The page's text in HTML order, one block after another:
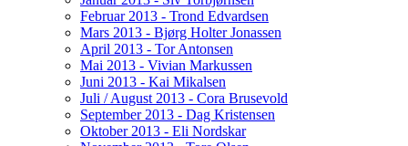
Februar 2013 - Trond Edvardsen
Mars 2013 - Bjørg Holter Jonassen
April 2013 - Tor Antonsen
Mai 2013 - Vivian Markussen
Juni 2013 - Kai Mikalsen
Juli / August 2013 - Cora Brusevold
September 2013 - Dag Kristensen
Oktober 2013 - Eli Nordskar